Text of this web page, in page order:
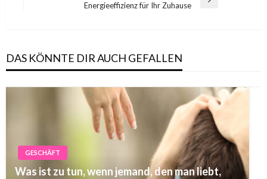
Energieeffizienz für Ihr Zuhause
DAS KÖNNTE DIR AUCH GEFALLEN
GESCHÄFT
Was ist zu tun, wenn jemand, den man liebt,